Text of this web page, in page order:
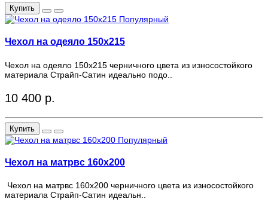
Купить
Популярный
Чехол на одеяло 150x215
Чехол на одеяло 150x215 черничного цвета из износостойкого
материала Страйп-Сатин идеально подо..
10 400 р.
Купить
Популярный
Чехол на матрвс 160x200
Чехол на матрвс 160x200 черничного цвета из износостойкого
материала Страйп-Сатин идеальн..